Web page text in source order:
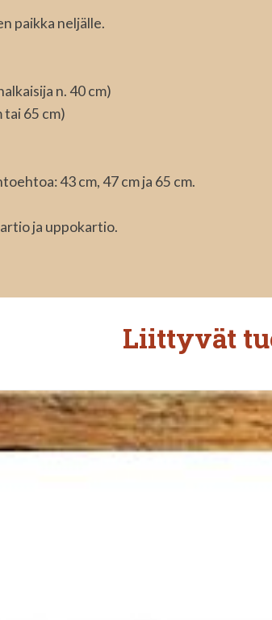
paikka neljälle.
n. 40 cm)
tai 65 cm)
43 cm, 47 cm ja 65 cm.
ja uppokartio.
Liittyvät